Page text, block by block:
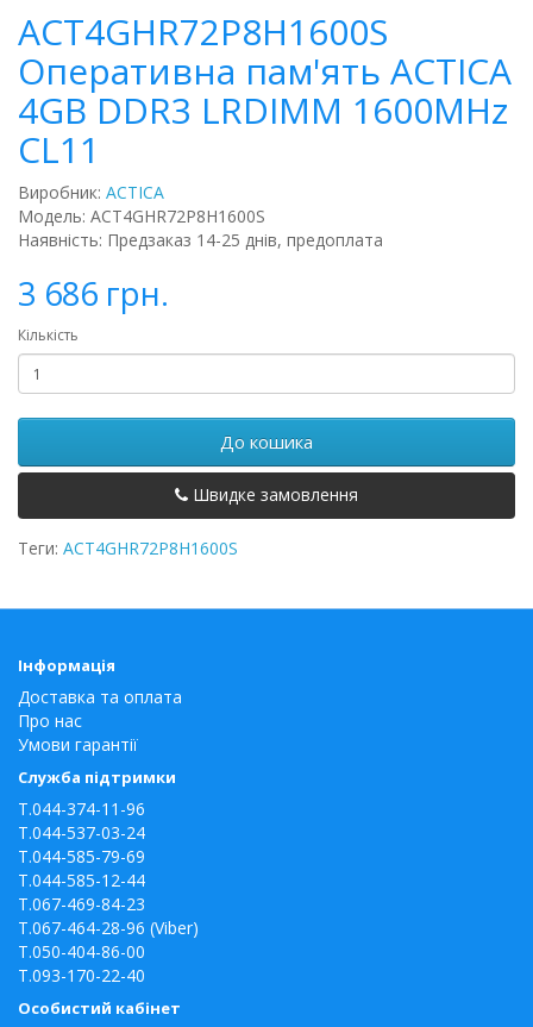
ACT4GHR72P8H1600S
Оперативна пам'ять ACTICA
4GB DDR3 LRDIMM 1600MHz
CL11
Виробник: ACTICA
Модель: ACT4GHR72P8H1600S
Наявність: Предзаказ 14-25 днів, предоплата
3 686 грн.
Кількість
До кошика
Швидке замовлення
Теги: ACT4GHR72P8H1600S
Інформація
Доставка та оплата
Про нас
Умови гарантії
Служба підтримки
T.044-374-11-96
T.044-537-03-24
T.044-585-79-69
T.044-585-12-44
T.067-469-84-23
T.067-464-28-96 (Viber)
T.050-404-86-00
T.093-170-22-40
Особистий кабінет